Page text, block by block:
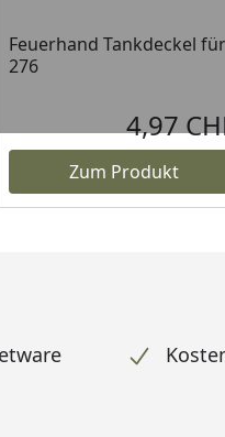
Feuerhand Tankdeckel für
276
4,97
Zum Produkt